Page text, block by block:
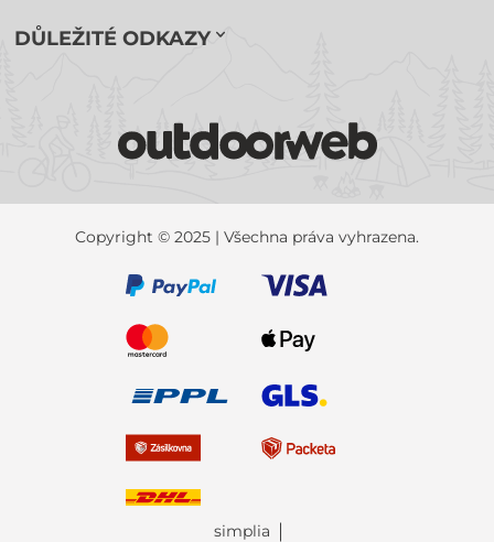
DŮLEŽITÉ ODKAZY
Copyright © 2025 | Všechna práva vyhrazena.
simplia